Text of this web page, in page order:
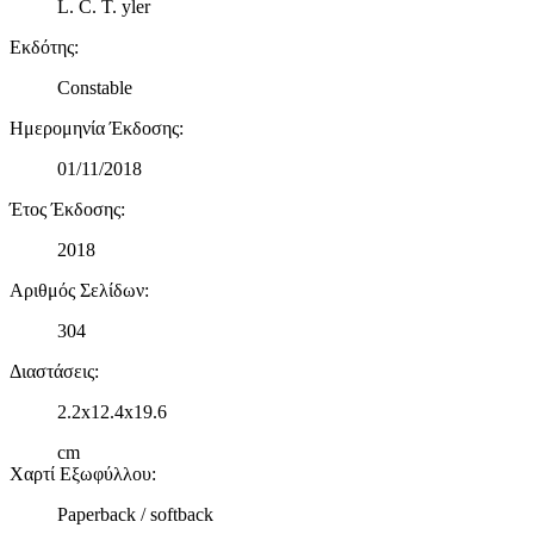
L. C. T. yler
Εκδότης:
Constable
Ημερομηνία Έκδοσης:
01/11/2018
Έτος Έκδοσης:
2018
Αριθμός Σελίδων:
304
Διαστάσεις:
2.2x12.4x19.6
cm
Χαρτί Εξωφύλλου:
Paperback / softback